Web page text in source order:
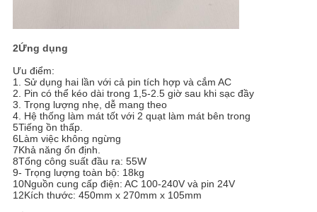
2Ứng dụng
Ưu điểm:
1. Sử dụng hai lần với cả pin tích hợp và cắm AC
2. Pin có thể kéo dài trong 1,5-2.5 giờ sau khi sạc đầy
3. Trọng lượng nhẹ, dễ mang theo
4. Hệ thống làm mát tốt với 2 quạt làm mát bên trong
5Tiếng ồn thấp.
6Làm việc không ngừng
7Khả năng ổn định.
8Tổng công suất đầu ra: 55W
9- Trọng lượng toàn bộ: 18kg
10Nguồn cung cấp điện: AC 100-240V và pin 24V
12Kích thước: 450mm x 270mm x 105mm